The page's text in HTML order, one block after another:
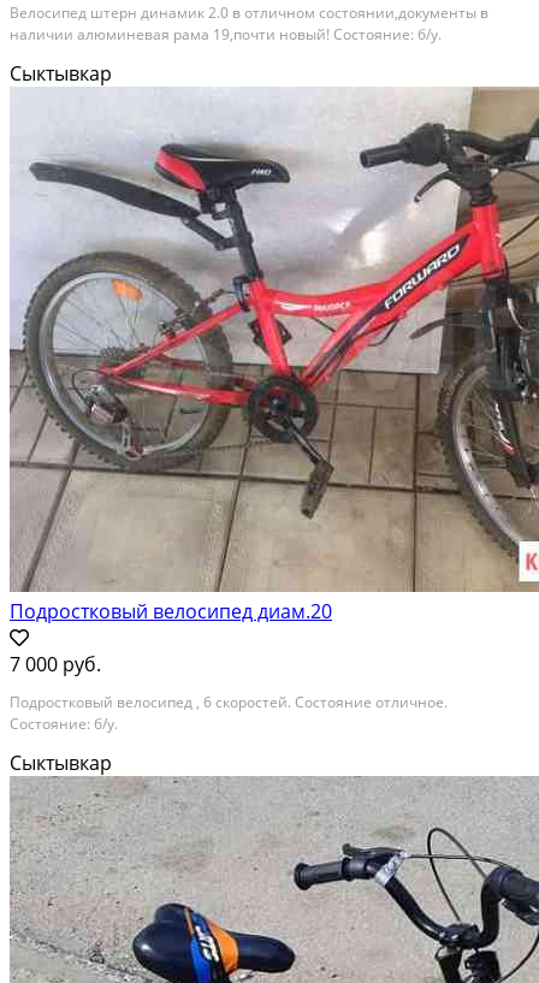
Велосипед штерн динамик 2.0 в отличном состоянии,документы в
наличии алюминевая рама 19,почти новый! Состояние: б/у.
Сыктывкар
Подростковый велосипед диам.20
7 000 руб.
Подростковый велосипед , 6 скоростей. Состояние отличное.
Состояние: б/у.
Сыктывкар